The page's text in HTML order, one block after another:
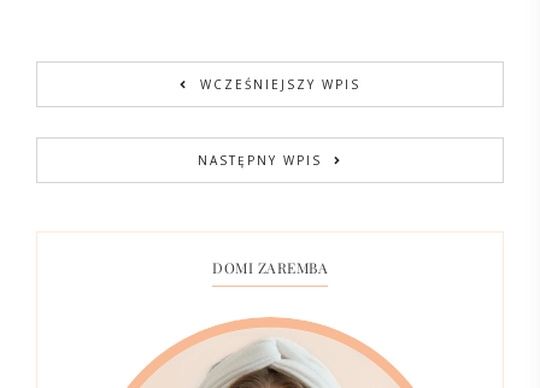
WCZEŚNIEJSZY WPIS
NASTĘPNY WPIS
DOMI ZAREMBA